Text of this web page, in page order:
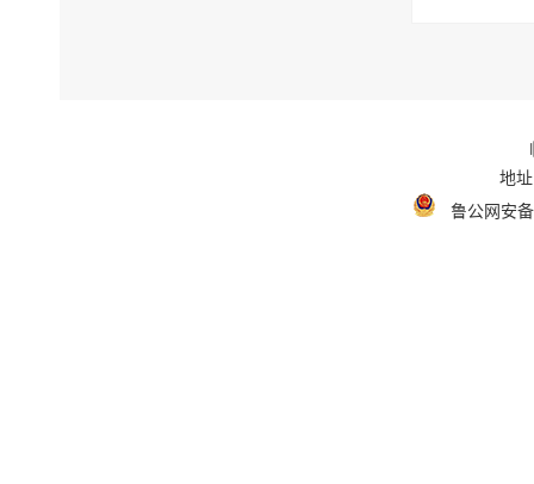
地
鲁公网安备